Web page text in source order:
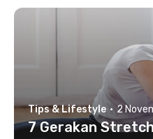
Tips & Lifestyle · 2
7 Gerakan